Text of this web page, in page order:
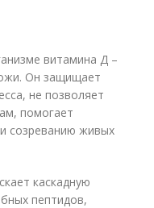
витамина Д –
Он защищает
не позволяет
помогает
созреванию живых
каскадную
пептидов,